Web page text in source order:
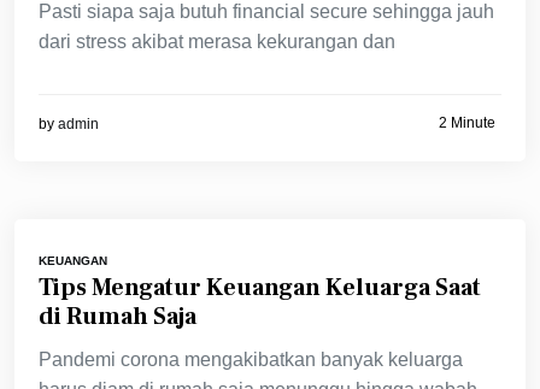
Pasti siapa saja butuh financial secure sehingga jauh
dari stress akibat merasa kekurangan dan
by admin 2 Minute
KEUANGAN
Tips Mengatur Keuangan Keluarga Saat
di Rumah Saja
Pandemi corona mengakibatkan banyak keluarga